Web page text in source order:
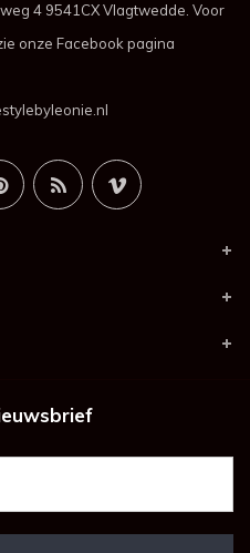
4 9541CX Vlagtwedde. Voor
onze Facebook pagina